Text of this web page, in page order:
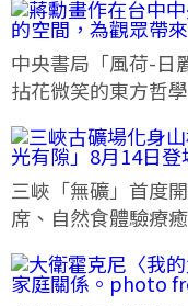
中央書局「風荷-日
拈花微笑的東方哲學
三峽「無礦」首度
席、自然食體驗療